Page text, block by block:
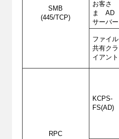
SMB
(445/TCP)
お客さ
ま AD
サーバー
ファイル
共有クラ
イアント
RPC
KCPS-
FS(AD)